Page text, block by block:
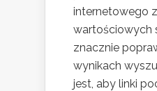
internetowego z
wartościowych
znacznie
wynikach
jest, aby linki